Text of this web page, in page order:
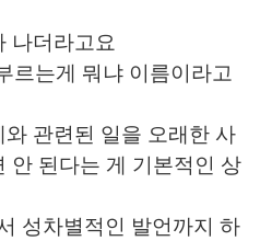
나더라고요
르는게 뭐냐 이름이라고
관련된 일을 오래한 사
안 된다는 게 기본적인 상
성차별적인 발언까지 하